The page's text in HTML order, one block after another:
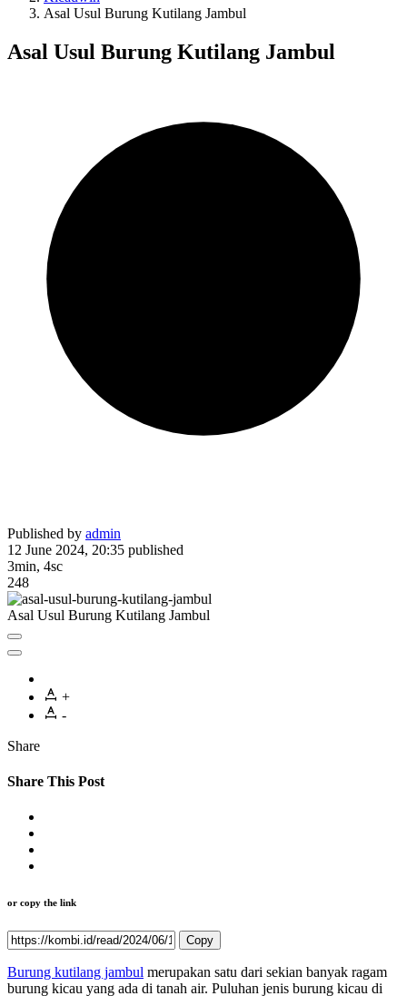
Asal Usul Burung Kutilang Jambul
Asal Usul Burung Kutilang Jambul
Published by admin
12 June 2024, 20:35 published
3min, 4sc
248
Asal Usul Burung Kutilang Jambul
+
-
Share
Share This Post
or copy the link
Copy
Burung kutilang jambul merupakan satu dari sekian banyak ragam
burung kicau yang ada di tanah air. Puluhan jenis burung kicau di